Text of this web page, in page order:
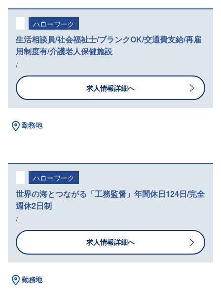
ハローワーク
生活相談員/社会福祉士/ブランクOK/交通費支給/再雇
用制度有/介護老人保健施設
/
求人情報詳細へ
勤務地
ハローワーク
世界の海とつながる「工務監督」年間休日124日/完全
週休2日制
/
求人情報詳細へ
勤務地